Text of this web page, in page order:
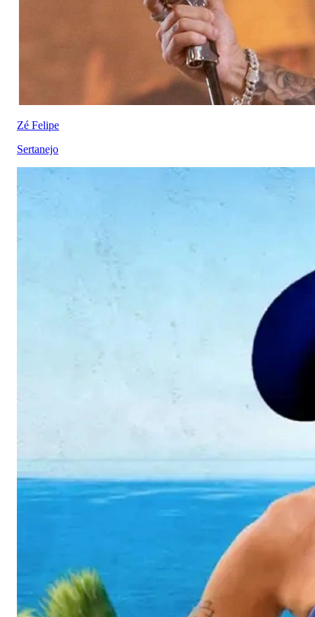
Zé Felipe
Sertanejo